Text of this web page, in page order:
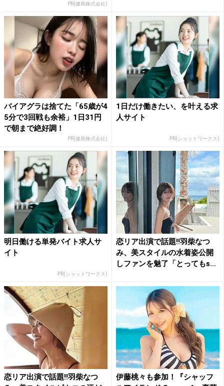
PR(健商株式会社)
バイアグラは捨てた「65歳が4
5分で3回戦も余裕」1日31円
で朝まで絶好調！
PR(健商株式会社)
1日だけ働きたい、を叶える求
人サイト
PR(ショットワークス)
明日働ける単発バイト求人サ
イト
PR(ショットワークス)
恋リア出演で話題!!羽柴なつ
み、美スタイルの水着姿公開
しファンを魅了「とってもs...
恋リア出演で話題!!羽柴なつ
伊藤桃々も参加！『シャッフ